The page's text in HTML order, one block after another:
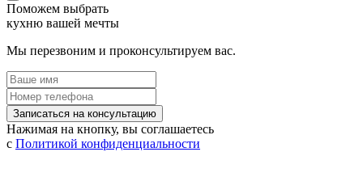
Поможем выбрать
кухню вашей мечты
Мы перезвоним и проконсультируем вас.
Записаться на консультацию
Нажимая на кнопку, вы соглашаетесь
с Политикой конфиденциальности